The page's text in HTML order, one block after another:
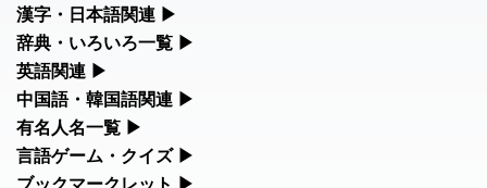
漢字・日本語関連 ▶
漢字の読み方検索、手書き入力、書き順練習など、日本語学習に
人名漢字辞典 - 読み方検索
辞典・いろいろ一覧 ▶
部首・画数別の漢字一覧、熟語辞典、地名・駅名検索など、各種
リファレンスツールです。
英語関連 ▶
カタカナ語・略語の意味検索、発音記号、リスニング練習など英
カタカナ語の意味・発音・類語辞典
中国語・韓国語関連 ▶
中国語のピンイン変換、韓国語の手書き入力など、アジア言語学
有名人名一覧 ▶
海外セレブやスポーツ選手の名前の読み方・発音を確認できま
言語ゲーム・クイズ ▶
四字熟語パズルや漢字クイズなど、楽しみながら学べるゲームで